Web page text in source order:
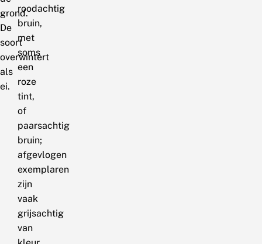
grond.
De
soort
overwintert
als
ei.
roodachtig
bruin,
met
soms
een
roze
tint,
of
paarsachtig
bruin;
afgevlogen
exemplaren
zijn
vaak
grijsachtig
van